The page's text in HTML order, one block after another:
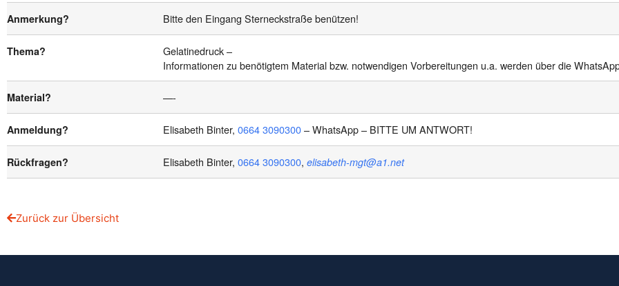
Anmerkung? Bitte den Eingang Sterneckstraße benützen!
Thema?
Gelatinedruck –
Informationen zu benötigtem Material bzw. notwendigen Vorbereitungen u.a. werden über die
Material? —-
Anmeldung? Elisabeth Binter, 0664 3090300– WhatsApp – BITTE UM ANTWORT!
Rückfragen? Elisabeth Binter, 0664 3090300, elisabeth-mgt@a1.net
Zurück zur Übersicht